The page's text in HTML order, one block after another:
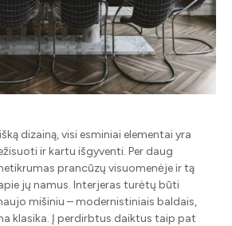
dizainą, visi esminiai elementai yra
ir kartu išgyventi. Per daug
prancūzų visuomenėje ir tą
jų namus. Interjeras turėtų būti
mišiniu – modernistiniais baldais,
klasika. Į perdirbtus daiktus taip pat